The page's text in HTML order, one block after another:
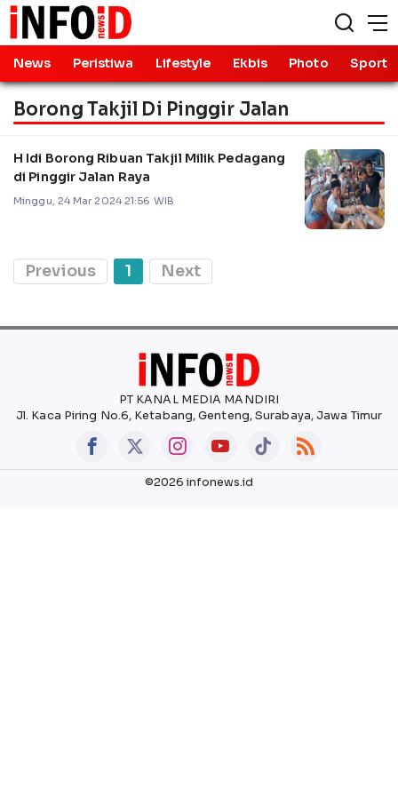
News Peristiwa Lifestyle Ekbis Photo Sport
Borong Takjil Di Pinggir Jalan
H Idi Borong Ribuan Takjil Milik Pedagang
di Pinggir Jalan Raya
Minggu, 24 Mar 2024 21:56 WIB
Previous 1 Next
PT KANAL MEDIA MANDIRI
Jl. Kaca Piring No.6, Ketabang, Genteng, Surabaya, Jawa Timur
©2026 infonews.id